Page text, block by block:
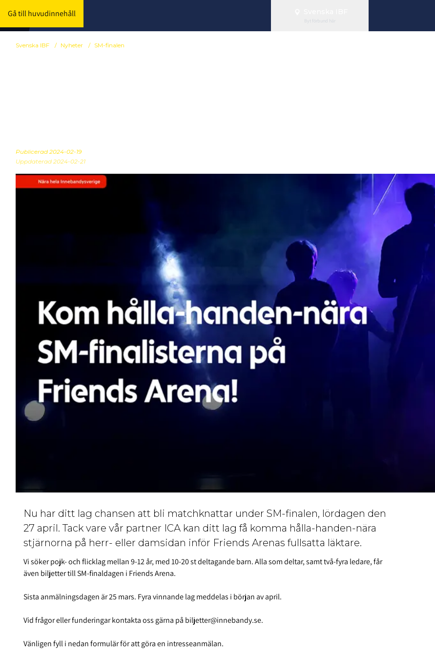
Gå till huvudinnehåll
Byt förbund här
Svenska IBF / Nyheter / SM-finalen
Publicerad 2024-02-19
Uppdaterad 2024-02-21
Nu har ditt lag chansen att bli matchknattar under SM-finalen, lördagen den
27 april. Tack vare vår partner ICA kan ditt lag få komma hålla-handen-nära
stjärnorna på herr- eller damsidan inför Friends Arenas fullsatta läktare.
Vi söker pojk- och flicklag mellan 9-12 år, med 10-20 st deltagande barn. Alla som deltar, samt två-fyra ledare, får
även biljetter till SM-finaldagen i Friends Arena.
Sista anmälningsdagen är 25 mars. Fyra vinnande lag meddelas i början av april.
Vid frågor eller funderingar kontakta oss gärna på biljetter@innebandy.se.
Vänligen fyll i nedan formulär för att göra en intresseanmälan.